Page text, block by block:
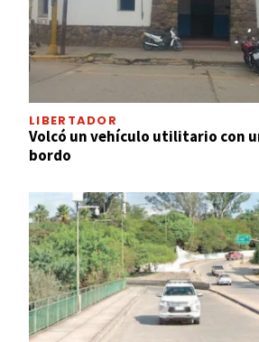
LIBERTADOR
Volcó un vehículo utilitario con
bordo